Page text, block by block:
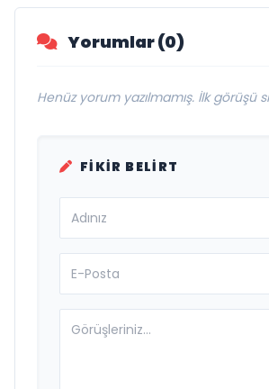
Yorumlar (0)
Henüz yorum yazılmamış. İlk görüşü
FIKIR BELIRT